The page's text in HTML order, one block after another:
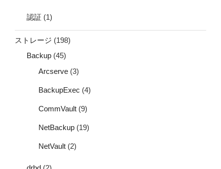
認証 (1)
ストレージ (198)
Backup (45)
Arcserve (3)
BackupExec (4)
CommVault (9)
NetBackup (19)
NetVault (2)